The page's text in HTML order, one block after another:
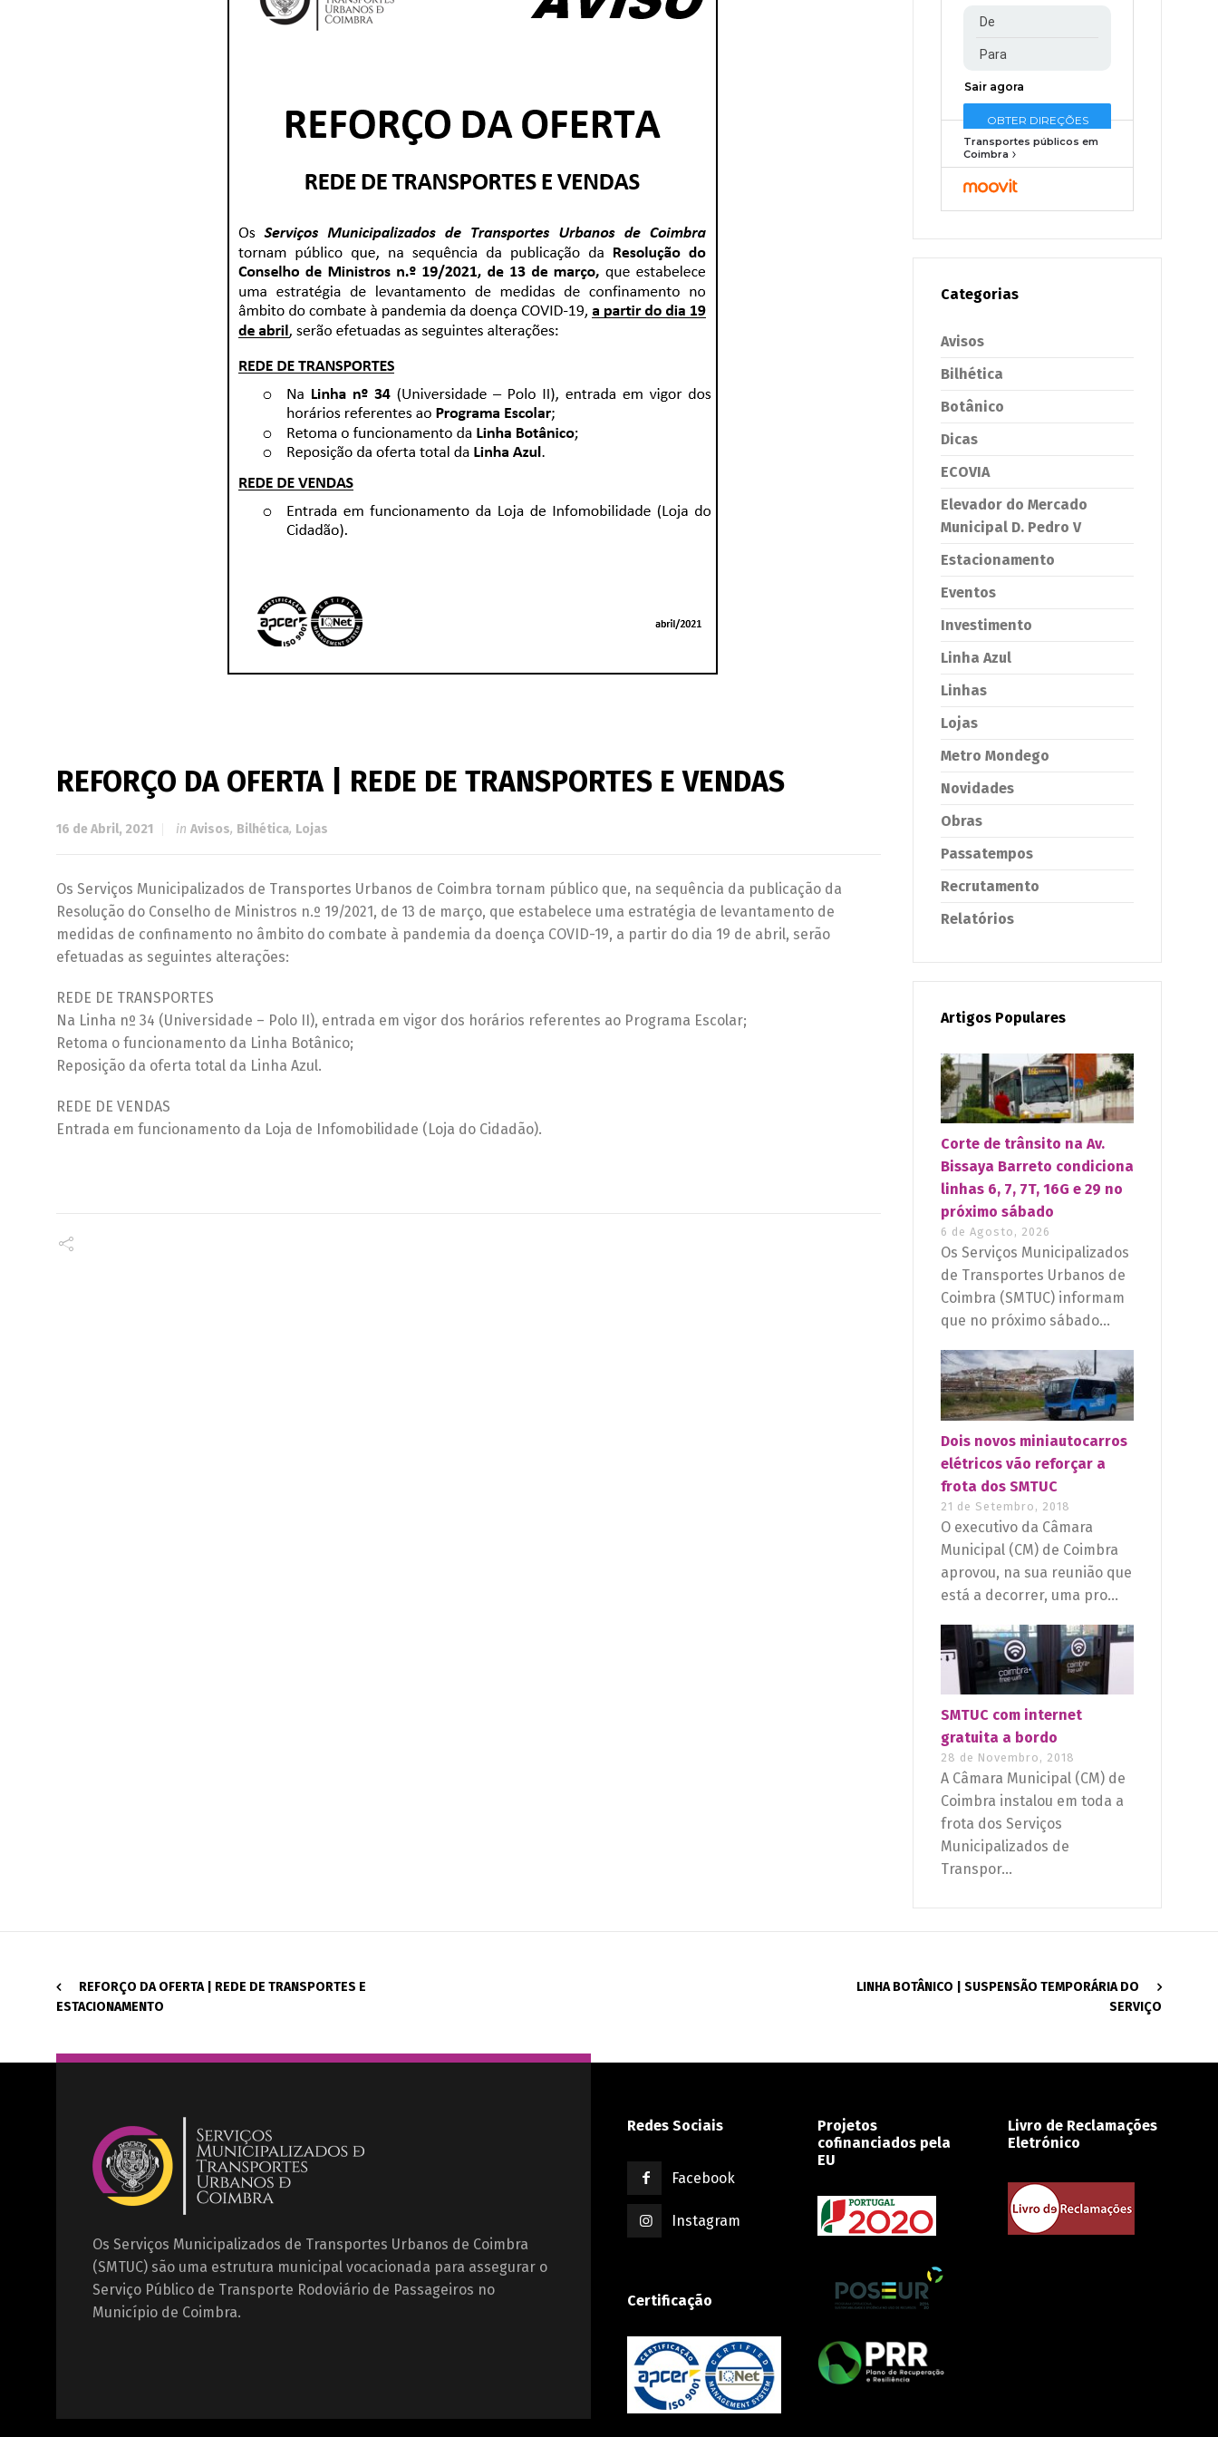
REFORÇO DA OFERTA | REDE DE TRANSPORTES E VENDAS
16 de Abril, 2021 in Avisos, Bilhética, Lojas
Os Serviços Municipalizados de Transportes Urbanos de Coimbra tornam público que, na sequência da publicação da
Resolução do Conselho de Ministros n.º 19/2021, de 13 de março, que estabelece uma estratégia de levantamento de
medidas de confinamento no âmbito do combate à pandemia da doença COVID-19, a partir do dia 19 de abril, serão
efetuadas as seguintes alterações:
REDE DE TRANSPORTES
Na Linha nº 34 (Universidade – Polo II), entrada em vigor dos horários referentes ao Programa Escolar;
Retoma o funcionamento da Linha Botânico;
Reposição da oferta total da Linha Azul.
REDE DE VENDAS
Entrada em funcionamento da Loja de Infomobilidade (Loja do Cidadão).
Transportes públicos em
Coimbra
Categorias
Avisos
Bilhética
Botânico
Dicas
ECOVIA
Elevador do Mercado
Municipal D. Pedro V
Estacionamento
Eventos
Investimento
Linha Azul
Linhas
Lojas
Metro Mondego
Novidades
Obras
Passatempos
Recrutamento
Relatórios
Artigos Populares
Corte de trânsito na Av.
Bissaya Barreto condiciona
linhas 6, 7, 7T, 16G e 29 no
próximo sábado
6 de Agosto, 2026
Os Serviços Municipalizados
de Transportes Urbanos de
Coimbra (SMTUC) informam
que no próximo sábado...
Dois novos miniautocarros
elétricos vão reforçar a
frota dos SMTUC
21 de Setembro, 2018
O executivo da Câmara
Municipal (CM) de Coimbra
aprovou, na sua reunião que
está a decorrer, uma pro...
SMTUC com internet
gratuita a bordo
28 de Novembro, 2018
A Câmara Municipal (CM) de
Coimbra instalou em toda a
frota dos Serviços
Municipalizados de
Transpor...
REFORÇO DA OFERTA | REDE DE TRANSPORTES E
ESTACIONAMENTO
LINHA BOTÂNICO | SUSPENSÃO TEMPORÁRIA DO
SERVIÇO
Os Serviços Municipalizados de Transportes Urbanos de Coimbra
(SMTUC) são uma estrutura municipal vocacionada para assegurar o
Serviço Público de Transporte Rodoviário de Passageiros no
Município de Coimbra.
Redes Sociais
Facebook
Instagram
Certificação
Projetos
cofinanciados pela
EU
Livro de Reclamações
Eletrónico